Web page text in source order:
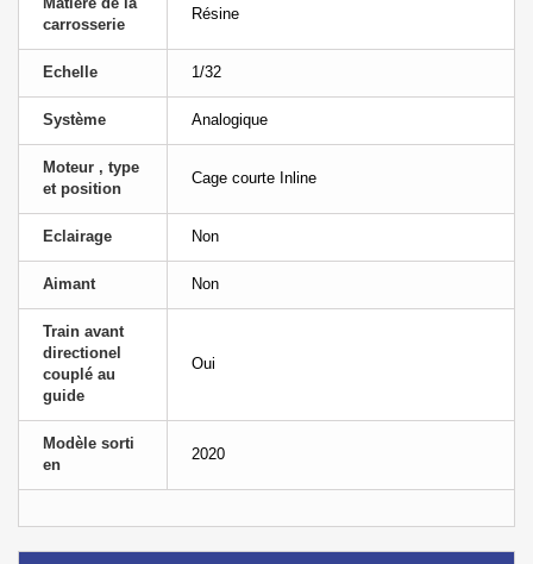
carrosserie
Résine
Echelle 1/32
Système Analogique
Moteur , type
et position
Cage courte Inline
Eclairage Non
Aimant Non
Train avant
directionel
couplé au
guide
Oui
Modèle sorti
en
2020